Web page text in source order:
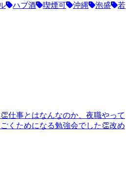
ハブ酒 喫煙可 沖縄 泡盛
若
仕事とはなんなのか、夜職やって
くためになる勉強会でした👏改め